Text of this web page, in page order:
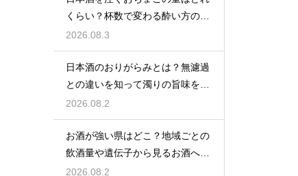
くらい？杯数で変わる酔い方の目
安を解説
2026.08.3
日本酒のおりがらみとは？無濾過
との違いを知って濁りの旨味を堪
能する
2026.08.2
お酒が強い県はどこ？地域ごとの
飲酒量や遺伝子から見るお酒への
強さ
2026.08.2